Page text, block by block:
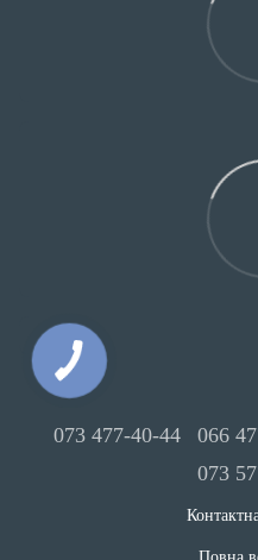
073 477-40-44 066
073